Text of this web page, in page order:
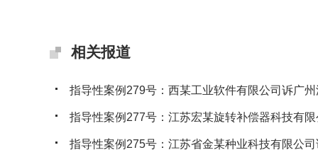
相关报道
指导性案例279号：西某工业软件有限公司诉广
指导性案例277号：江苏宏某旋转补偿器科技有
指导性案例275号：江苏省金某种业科技有限公